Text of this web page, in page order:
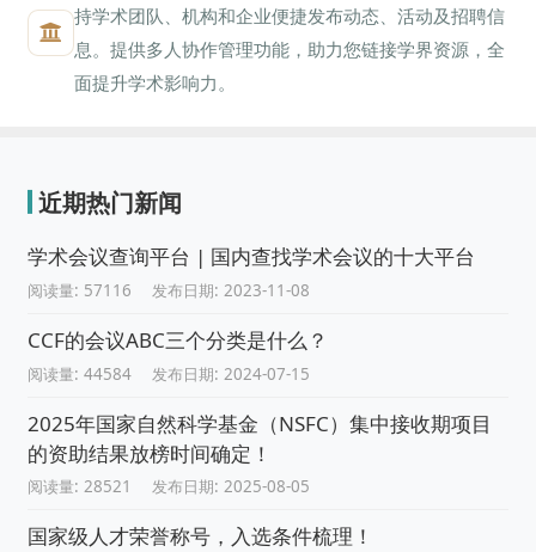
持学术团队、机构和企业便捷发布动态、活动及招聘信
息。提供多人协作管理功能，助力您链接学界资源，全
面提升学术影响力。
近期热门新闻
学术会议查询平台 | 国内查找学术会议的十大平台
阅读量: 57116 发布日期: 2023-11-08
CCF的会议ABC三个分类是什么？
阅读量: 44584 发布日期: 2024-07-15
2025年国家自然科学基金（NSFC）集中接收期项目
的资助结果放榜时间确定！
阅读量: 28521 发布日期: 2025-08-05
国家级人才荣誉称号，入选条件梳理！